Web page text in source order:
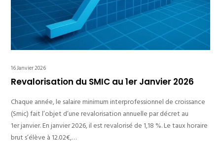
16 Janvier 2026
Revalorisation du SMIC au 1er Janvier 2026
Chaque année, le salaire minimum interprofessionnel de croissance
(Smic) fait l’objet d’une revalorisation annuelle par décret au
1er janvier. En janvier 2026, il est revalorisé de 1,18 %. Le taux horaire
brut s’élève à 12.02€,…